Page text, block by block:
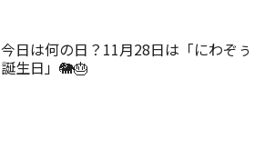
今日は何の日？11月28日は「にわぞぅ
誕生日」🐘🎂